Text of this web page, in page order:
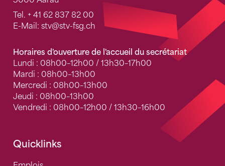
Tel. + 41 62 837 82 00
E-Mail: stv@stv-fsg.ch
Horaires d'ouverture de l'accueil du secrétariat
Lundi : 08h00–12h00 / 13h30–17h00
Mardi : 08h00–13h00
Mercredi : 08h00–13h00
Jeudi : 08h00–13h00
Vendredi : 08h00–12h00 / 13h30–16h00
Quicklinks